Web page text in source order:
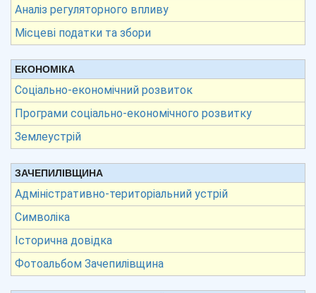
Аналіз регуляторного впливу
Місцеві податки та збори
ЕКОНОМІКА
Соціально-економічний розвиток
Програми соціально-економічного розвитку
Землеустрій
ЗАЧЕПИЛІВЩИНА
Адміністративно-територіальний устрій
Символіка
Історична довідка
Фотоальбом Зачепилівщина